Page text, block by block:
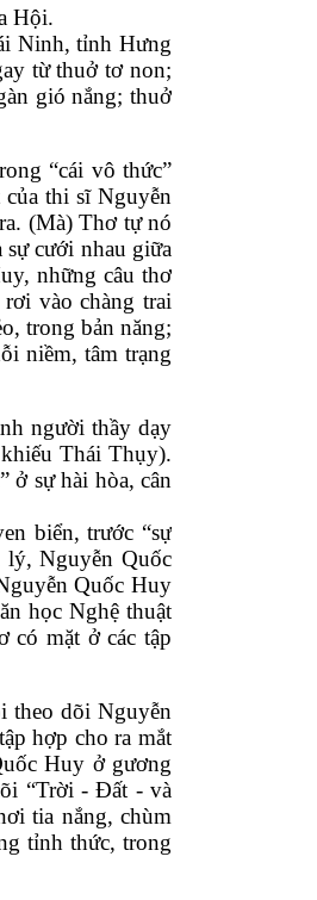
Hội.
Ninh, tỉnh Hưng
từ thuở tơ non;
gió nắng; thuở
“cái vô thức”
thi sĩ Nguyễn
(Mà) Thơ tự nó
cưới nhau giữa
những câu thơ
vào chàng trai
trong bản năng;
niềm, tâm trạng
người thầy dạy
Thái Thụy).
ở sự hài hòa, cân
biển, trước “sự
lý, Nguyễn Quốc
Quốc Huy
học Nghệ thuật
có mặt ở các tập
theo dõi Nguyễn
hợp cho ra mắt
Huy ở gương
“Trời - Đất - và
tia nắng, chùm
tỉnh thức, trong